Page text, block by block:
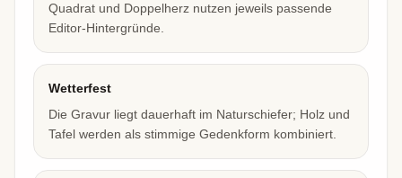
Quadrat und Doppelherz nutzen jeweils passende
Editor-Hintergründe.
Wetterfest
Die Gravur liegt dauerhaft im Naturschiefer; Holz und
Tafel werden als stimmige Gedenkform kombiniert.